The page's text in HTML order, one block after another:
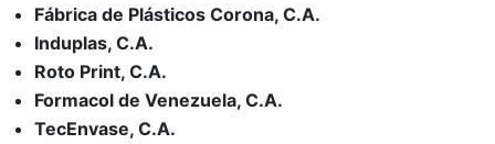
Fábrica de Plásticos Corona, C.A.
Induplas, C.A.
Roto Print, C.A.
Formacol de Venezuela, C.A.
TecEnvase, C.A.